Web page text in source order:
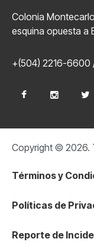
Colonia
esquina opuesta a
+(504) 2216-6600
Copyright © 2026.
Términos y
Políticas de
Reporte de